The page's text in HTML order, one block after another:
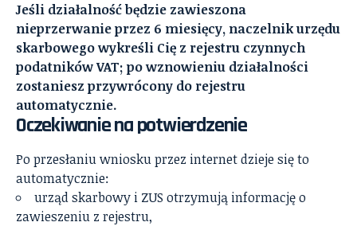
Jeśli działalność będzie zawieszona
nieprzerwanie przez 6 miesięcy, naczelnik urzędu
skarbowego wykreśli Cię z rejestru czynnych
podatników VAT; po wznowieniu działalności
zostaniesz przywrócony do rejestru
automatycznie.
Oczekiwanie na potwierdzenie
Po przesłaniu wniosku przez internet dzieje się to
automatycznie:
urząd skarbowy i ZUS otrzymują informację o
zawieszeniu z rejestru,